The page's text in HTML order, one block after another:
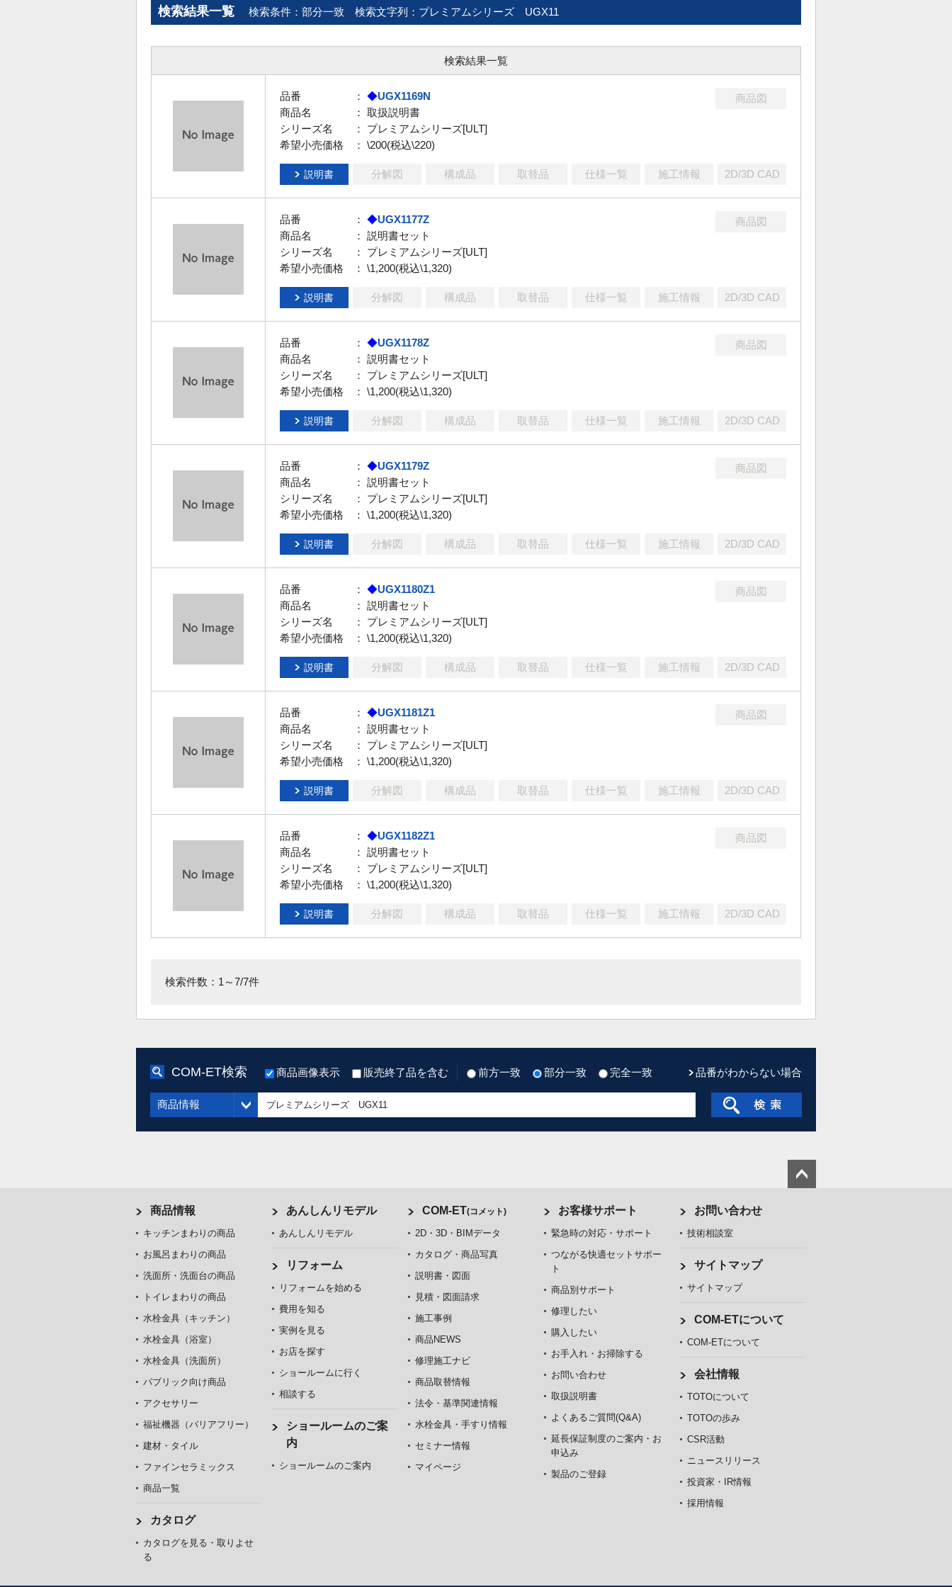
検索結果一覧 検索条件：部分一致 検索文字列：プレミアムシリーズ UGX11
検索結果一覧
品番 ： ◆UGX1169N
商品名
： 取扱説明書
シリーズ名
： プレミアムシリーズ[ULT]
希望小売価格
： \200(税込\220)
商品図
説明書 分解図 構成品 取替品 仕様一覧 施工情報 2D/3D CAD
品番 ： ◆UGX1177Z
商品名
： 説明書セット
シリーズ名
： プレミアムシリーズ[ULT]
希望小売価格
： \1,200(税込\1,320)
商品図
説明書 分解図 構成品 取替品 仕様一覧 施工情報 2D/3D CAD
品番 ： ◆UGX1178Z
商品名
： 説明書セット
シリーズ名
： プレミアムシリーズ[ULT]
希望小売価格
： \1,200(税込\1,320)
商品図
説明書 分解図 構成品 取替品 仕様一覧 施工情報 2D/3D CAD
品番 ： ◆UGX1179Z
商品名
： 説明書セット
シリーズ名
： プレミアムシリーズ[ULT]
希望小売価格
： \1,200(税込\1,320)
商品図
説明書 分解図 構成品 取替品 仕様一覧 施工情報 2D/3D CAD
品番 ： ◆UGX1180Z1
商品名
： 説明書セット
シリーズ名
： プレミアムシリーズ[ULT]
希望小売価格
： \1,200(税込\1,320)
商品図
説明書 分解図 構成品 取替品 仕様一覧 施工情報 2D/3D CAD
品番 ： ◆UGX1181Z1
商品名
： 説明書セット
シリーズ名
： プレミアムシリーズ[ULT]
希望小売価格
： \1,200(税込\1,320)
商品図
説明書 分解図 構成品 取替品 仕様一覧 施工情報 2D/3D CAD
品番 ： ◆UGX1182Z1
商品名
： 説明書セット
シリーズ名
： プレミアムシリーズ[ULT]
希望小売価格
： \1,200(税込\1,320)
商品図
説明書 分解図 構成品 取替品 仕様一覧 施工情報 2D/3D CAD
検索件数：1～7/7件
COM-ET検索 商品画像表示 販売終了品を含む 前方一致 部分一致 完全一致 品番がわからない場合
商品情報
商品情報
キッチンまわりの商品
お風呂まわりの商品
洗面所・洗面台の商品
トイレまわりの商品
水栓金具（キッチン）
水栓金具（浴室）
水栓金具（洗面所）
パブリック向け商品
アクセサリー
福祉機器（バリアフリー）
建材・タイル
ファインセラミックス
商品一覧
カタログ
カタログを見る・取りよせ
る
あんしんリモデル
あんしんリモデル
リフォーム
リフォームを始める
費用を知る
実例を見る
お店を探す
ショールームに行く
相談する
ショールームのご案
内
ショールームのご案内
COM-ET(コメット)
2D・3D・BIMデータ
カタログ・商品写真
説明書・図面
見積・図面請求
施工事例
商品NEWS
修理施工ナビ
商品取替情報
法令・基準関連情報
水栓金具・手すり情報
セミナー情報
マイページ
お客様サポート
緊急時の対応・サポート
つながる快適セットサポー
ト
商品別サポート
修理したい
購入したい
お手入れ・お掃除する
お問い合わせ
取扱説明書
よくあるご質問(Q&A)
延長保証制度のご案内・お
申込み
製品のご登録
お問い合わせ
技術相談室
サイトマップ
サイトマップ
COM-ETについて
COM-ETについて
会社情報
TOTOについて
TOTOの歩み
CSR活動
ニュースリリース
投資家・IR情報
採用情報